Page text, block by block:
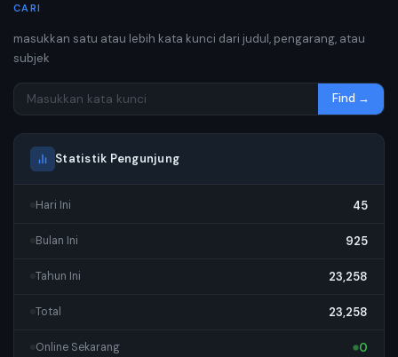
CARI
masukkan satu atau lebih kata kunci dari judul, pengarang, atau
subjek
Find →
Statistik Pengunjung
Hari Ini 45
Bulan Ini 925
Tahun Ini 23,258
Total 23,258
Online Sekarang 0